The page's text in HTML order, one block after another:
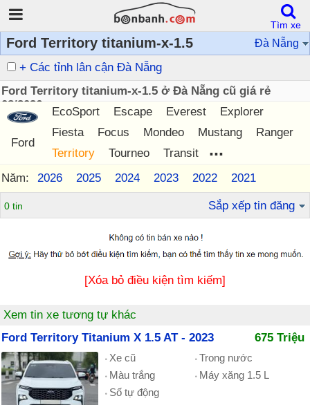
Ford Territory titanium-x-1.5 Đà Nẵng
+ Các tỉnh lân cận Đà Nẵng
Ford Territory titanium-x-1.5 ở Đà Nẵng cũ giá rẻ
08/2026
Ford
EcoSport Escape Everest
Explorer
Fiesta
Focus Mondeo Mustang
Ranger
Territory
Tourneo Transit ...
Năm: 2026 2025 2024 2023 2022 2021
0 tin Sắp xếp tin đăng
[Xóa bỏ điều kiện tìm kiếm]
Xem tin xe tương tự khác
Ford Territory Titanium X 1.5 AT - 2023
675 Triệu
Xe cũ
Trong nước
Màu trắng
Máy xăng 1.5 L
Số tự động
Tìm xe